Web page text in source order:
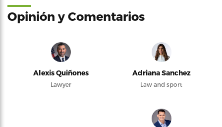
Opinión y Comentarios
Alexis Quiñones
Lawyer
Adriana Sanchez
Law and sport